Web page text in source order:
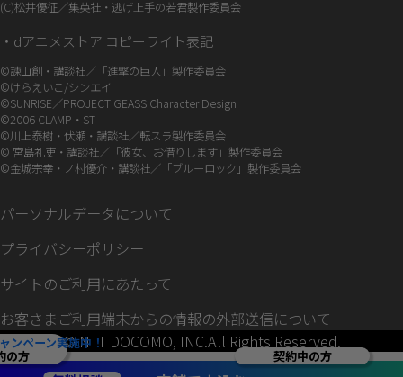
ンペーン実施中！
の方 契約中の方
(C)松井優征／集英社・逃げ上手の若君製作委員会
・dアニメストア コピーライト表記
©諫山創・講談社／「進撃の巨人」製作委員会
©けらえいこ/シンエイ
©SUNRISE／PROJECT GEASS Character Design
©2006 CLAMP・ST
©川上泰樹・伏瀬・講談社／転スラ製作委員会
© 宮島礼吏・講談社／「彼女、お借りします」製作委員会
©金城宗幸・ノ村優介・講談社／「ブルーロック」製作委員会
パーソナルデータについて
プライバシーポリシー
サイトのご利用にあたって
お客さまご利用端末からの情報の外部送信について
© NTT DOCOMO, INC.All Rights Reserved.